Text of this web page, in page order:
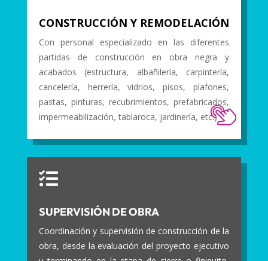
CONSTRUCCIÓN Y REMODELACIÓN
Con personal especializado en las diferentes
partidas de construcción en obra negra y
acabados (estructura, albañilería, carpintería,
cancelería, herrería, vidrios, pisos, plafones,
pastas, pinturas, recubrimientos, prefabricados,
impermeabilización, tablaroca, jardinería, etc.)

SUPERVISIÓN DE OBRA
Coordinación y supervisión de construcción de la
obra, desde la evaluación del proyecto ejecutivo